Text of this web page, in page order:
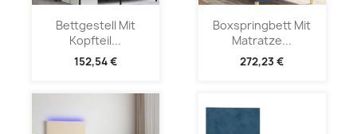
Bettgestell Mit
Kopfteil...
152,54 €
Boxspringbett Mit
Matratze...
272,23 €